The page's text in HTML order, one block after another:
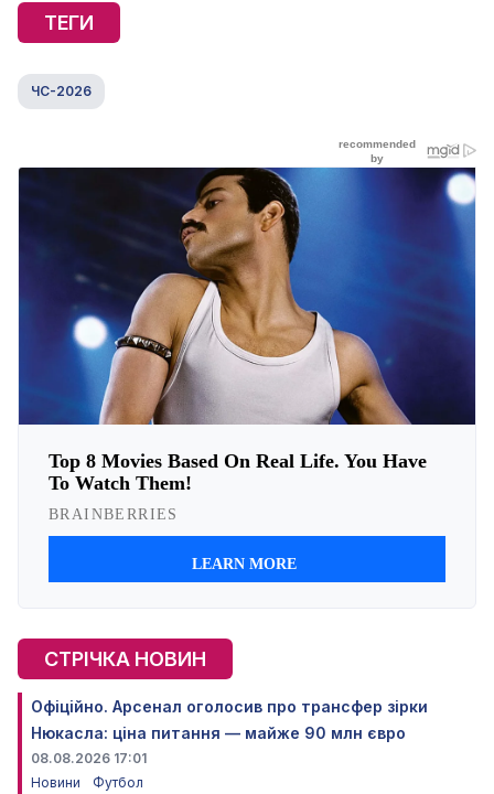
ТЕГИ
ЧС-2026
СТРІЧКА НОВИН
Офіційно. Арсенал оголосив про трансфер зірки
Нюкасла: ціна питання — майже 90 млн євро
08.08.2026 17:01
Новини
Футбол